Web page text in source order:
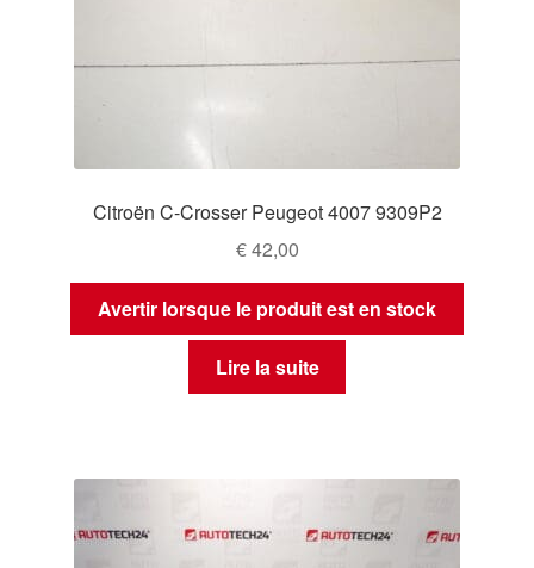
Citroën C-Crosser Peugeot 4007 9309P2
€42,00
Avertir lorsque le produit est en stock
Lire la suite